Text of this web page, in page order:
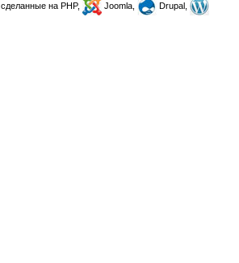
, сделанные на PHP, Joomla,
Drupal,